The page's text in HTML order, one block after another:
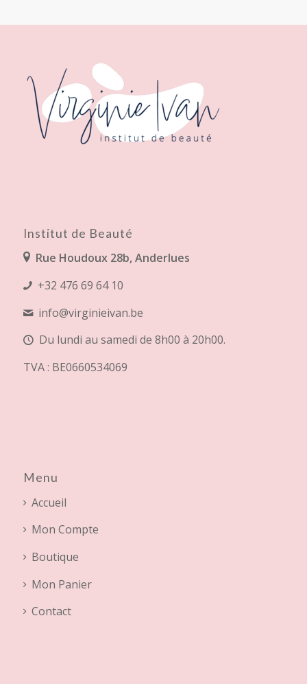
Institut de Beauté
Rue Houdoux 28b, Anderlues
+32 476 69 64 10
info@virginieivan.be
Du lundi au samedi de 8h00 à 20h00.
TVA : BE0660534069
Menu
Accueil
Mon Compte
Boutique
Mon Panier
Contact